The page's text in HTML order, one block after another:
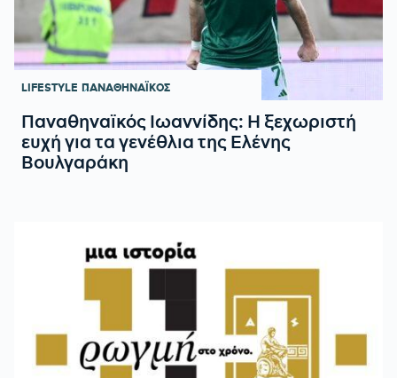
LIFESTYLE ΠΑΝΑΘΗΝΑΪΚΟΣ
Παναθηναϊκός Ιωαννίδης: Η ξεχωριστή
ευχή για τα γενέθλια της Ελένης
Βουλγαράκη